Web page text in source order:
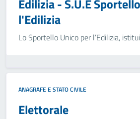
Edilizia - S.U.E
l'Edilizia
Lo Sportello Unico per l’Edilizia,
ANAGRAFE E STATO CIVILE
Elettorale